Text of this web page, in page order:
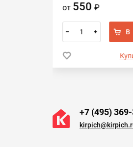
от 550 ₽
– + В
+7 (495)